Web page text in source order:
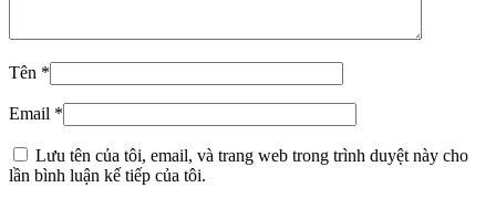
Tên *
Email *
Lưu tên của tôi, email, và trang web trong trình duyệt này cho
lần bình luận kế tiếp của tôi.